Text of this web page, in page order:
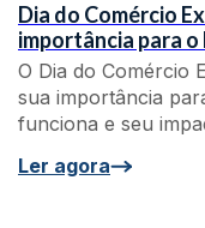
Dia do Comércio
importância para o
O Dia do Comércio
sua importância
funciona e seu
Ler agora